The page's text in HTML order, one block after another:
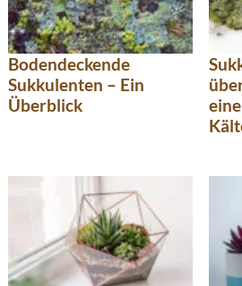
Bodendeckende
Sukkulenten – Ein
Überblick